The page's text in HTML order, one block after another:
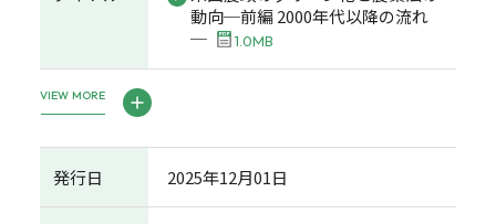
動向─前編 2000年代以降の流れ
─
1.0MB
VIEW MORE
発行日 2025年12月01日